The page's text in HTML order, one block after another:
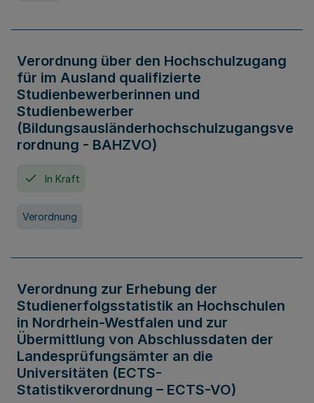
Verordnung über den Hochschulzugang
für im Ausland qualifizierte
Studienbewerberinnen und
Studienbewerber
(Bildungsausländerhochschulzugangsve
rordnung - BAHZVO)
In Kraft
Verordnung
Verordnung zur Erhebung der
Studienerfolgsstatistik an Hochschulen
in Nordrhein-Westfalen und zur
Übermittlung von Abschlussdaten der
Landesprüfungsämter an die
Universitäten (ECTS-
Statistikverordnung – ECTS-VO)